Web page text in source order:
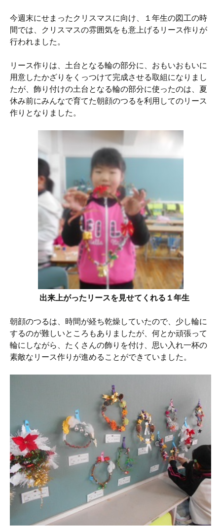
今週末にせまったクリスマスに向け、１年生の図工の時
間では、クリスマスの雰囲気をも意上げるリース作りが
行われました。
リース作りは、土台となる輪の部分に、おもいおもいに
用意したかざりをくっつけて完成させる取組になりまし
たが、飾り付けの土台となる輪の部分に使ったのは、夏
休み前にみんなで育てた朝顔のつるを利用してのリース
作りとなりました。
出来上がったリースを見せてくれる１年生
朝顔のつるは、時間が経ち乾燥していたので、少し輪に
するのが難しいところもありましたが、何とか頑張って
輪にしながら、たくさんの飾りを付け、思い入れ一杯の
素敵なリース作りが進めることができていました。